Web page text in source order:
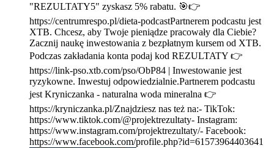
"REZULTATY5" zyskasz 5% rabatu. 🎯👉
https://centrumrespo.pl/dieta-podcastPartnerem podcastu jest
XTB. Chcesz, aby Twoje pieniądze pracowały dla Ciebie?
Zacznij naukę inwestowania z bezpłatnym kursem od XTB.
Podczas zakładania konta podaj kod REZULTATY 👉
https://link-pso.xtb.com/pso/ObP84 | Inwestowanie jest
ryzykowne. Inwestuj odpowiedzialnie.Partnerem podcastu
jest Kryniczanka - naturalna woda mineralna 👉
https://kryniczanka.pl/Znajdziesz nas też na:- TikTok:
https://www.tiktok.com/@projektrezultaty- Instagram:
https://www.instagram.com/projektrezultaty/- Facebook:
https://www.facebook.com/profile.php?id=61573964403641